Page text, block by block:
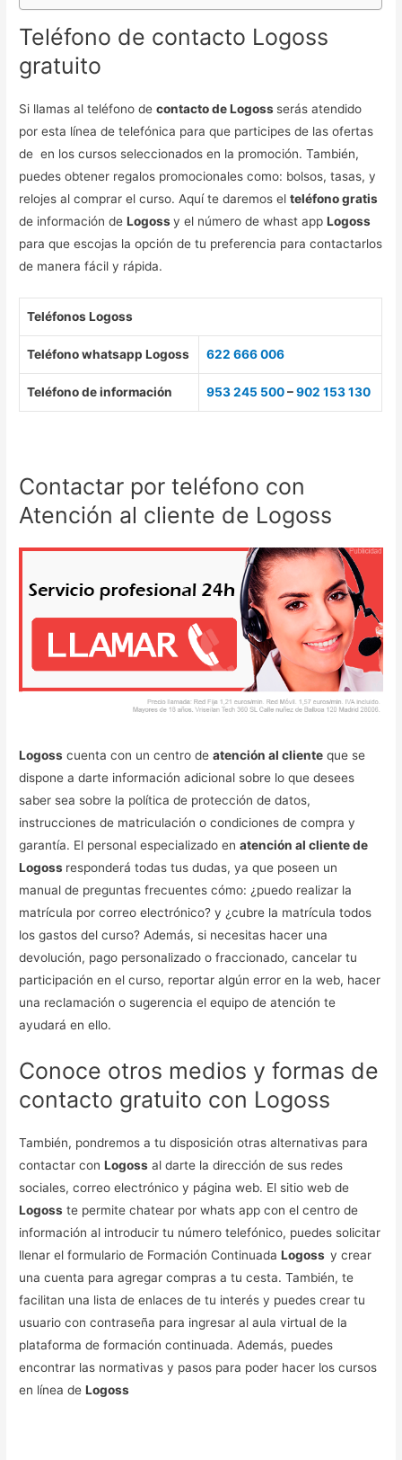
Teléfono de contacto Logoss
gratuito
Si llamas al teléfono decontacto de Logoss serás atendido
por esta línea de telefónica para que participes de las ofertas
de en los cursos seleccionados en la promoción. También,
puedes obtener regalos promocionales como: bolsos, tasas, y
relojes al comprar el curso. Aquí te daremos elteléfono gratis
de información deLogossy el número de whast appLogoss
para que escojas la opción de tu preferencia para contactarlos
de manera fácil y rápida.
Teléfonos Logoss
Teléfono whatsapp Logoss 622 666 006
Teléfono de información 953 245 500–902 153 130
Contactar por teléfono con
Atención al cliente de Logoss
Logoss cuenta con un centro deatención al cliente que se
dispone a darte información adicional sobre lo que desees
saber sea sobre la política de protección de datos,
instrucciones de matriculación o condiciones de compra y
garantía. El personal especializado enatención al cliente de
Logoss responderá todas tus dudas, ya que poseen un
manual de preguntas frecuentes cómo: ¿puedo realizar la
matrícula por correo electrónico? y ¿cubre la matrícula todos
los gastos del curso? Además, si necesitas hacer una
devolución, pago personalizado o fraccionado, cancelar tu
participación en el curso, reportar algún error en la web, hacer
una reclamación o sugerencia el equipo de atención te
ayudará en ello.
Conoce otros medios y formas de
contacto gratuito con Logoss
También, pondremos a tu disposición otras alternativas para
contactar conLogoss al darte la dirección de sus redes
sociales, correo electrónico y página web. El sitio web de
Logoss te permite chatear por whats app con el centro de
información al introducir tu número telefónico, puedes solicitar
llenar el formulario de Formación ContinuadaLogossy crear
una cuenta para agregar compras a tu cesta. También, te
facilitan una lista de enlaces de tu interés y puedes crear tu
usuario con contraseña para ingresar al aula virtual de la
plataforma de formación continuada. Además, puedes
encontrar las normativas y pasos para poder hacer los cursos
en línea deLogoss